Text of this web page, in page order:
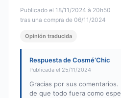
Publicado el 18/11/2024 à 20h50
tras una compra de 06/11/2024
Opinión traducida
Respuesta de Cosmé’Chic
Publicada el 25/11/2024
Gracias por sus comentarios.
de que todo fuera como